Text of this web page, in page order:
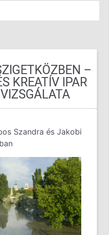
–
KREATÍV IPAR
Szandra és Jakobi